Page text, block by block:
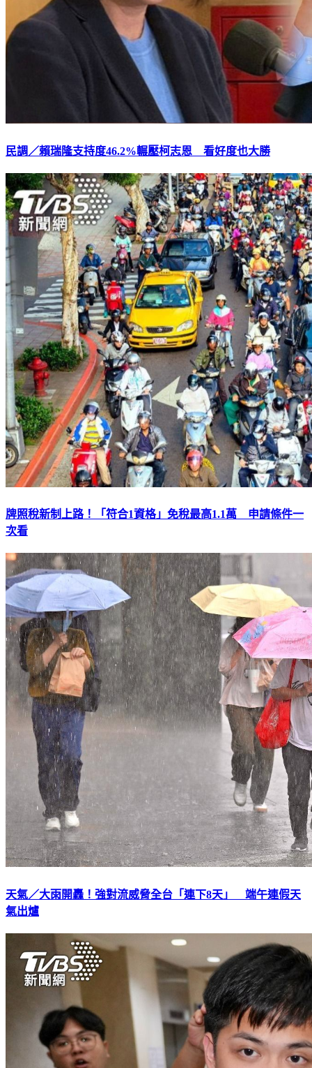
民調／賴瑞隆支持度46.2%輾壓柯志恩 看好度也大勝
牌照稅新制上路！「符合1資格」免稅最高1.1萬 申請條件一
次看
天氣／大雨開轟！強對流威脅全台「連下8天」 端午連假天
氣出爐